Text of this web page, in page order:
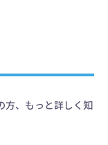
方、もっと詳しく知